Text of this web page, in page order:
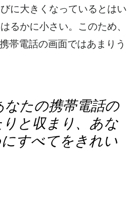
に大きくなっているとはい
るかに小さい。このため、
帯電話の画面ではあまりう
なたの携帯電話の
と収まり、あな
すべてをきれい